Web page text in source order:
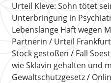
Urteil Kleve: Sohn tötet
Unterbringung in
Lebenslange Haft wegen
Partnerin
Urteil
Stock gestoßen
Fall
wie Sklavin gehalten und
Gewaltschutzgesetz